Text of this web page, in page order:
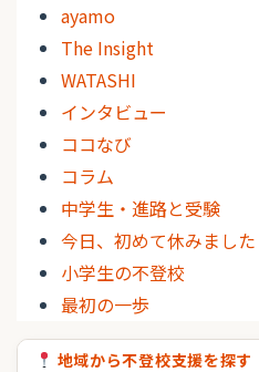
ayamo
The Insight
WATASHI
インタビュー
ココなび
コラム
中学生・進路と受験
今日、初めて休みました
小学生の不登校
最初の一歩
地域から不登校支援を探す